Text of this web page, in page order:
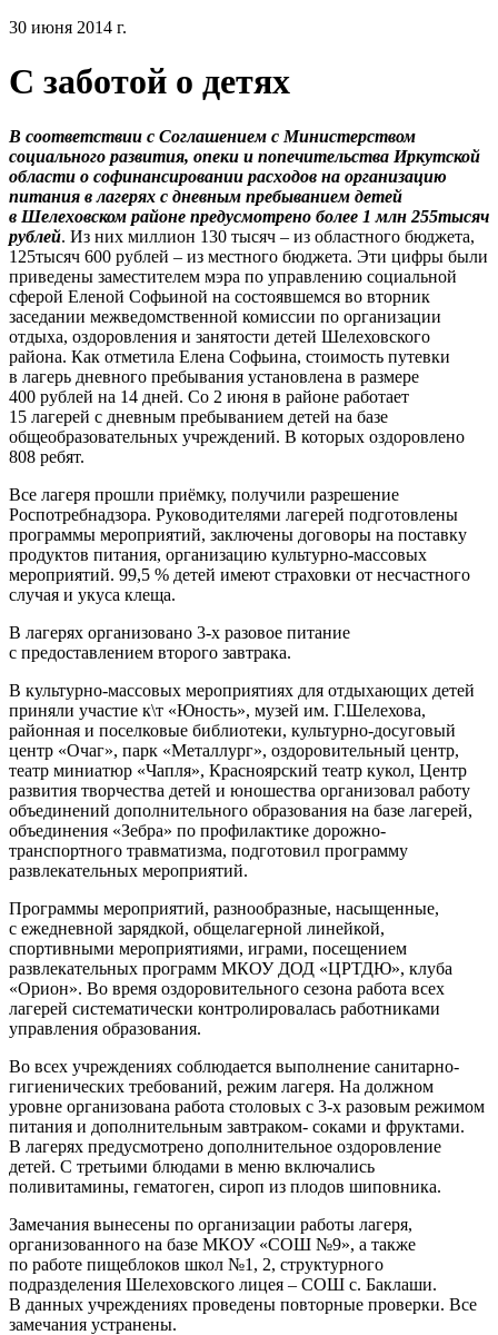
30 июня 2014 г.
С заботой о детях
В соответствии с Соглашением с Министерством
социального развития, опеки и попечительства Иркутской
области о софинансировании расходов на организацию
питания в лагерях с дневным пребыванием детей
в Шелеховском районе предусмотрено более 1 млн 255тысяч
рублей. Из них миллион 130 тысяч – из областного бюджета,
125тысяч 600 рублей – из местного бюджета. Эти цифры были
приведены заместителем мэра по управлению социальной
сферой Еленой Софьиной на состоявшемся во вторник
заседании межведомственной комиссии по организации
отдыха, оздоровления и занятости детей Шелеховского
района. Как отметила Елена Софьина, стоимость путевки
в лагерь дневного пребывания установлена в размере
400 рублей на 14 дней. Со 2 июня в районе работает
15 лагерей с дневным пребыванием детей на базе
общеобразовательных учреждений. В которых оздоровлено
808 ребят.
Все лагеря прошли приёмку, получили разрешение
Роспотребнадзора. Руководителями лагерей подготовлены
программы мероприятий, заключены договоры на поставку
продуктов питания, организацию культурно-массовых
мероприятий. 99,5 % детей имеют страховки от несчастного
случая и укуса клеща.
В лагерях организовано 3-х разовое питание
с предоставлением второго завтрака.
В культурно-массовых мероприятиях для отдыхающих детей
приняли участие к\т «Юность», музей им. Г.Шелехова,
районная и поселковые библиотеки, культурно-досуговый
центр «Очаг», парк «Металлург», оздоровительный центр,
театр миниатюр «Чапля», Красноярский театр кукол, Центр
развития творчества детей и юношества организовал работу
объединений дополнительного образования на базе лагерей,
объединения «Зебра» по профилактике дорожно-
транспортного травматизма, подготовил программу
развлекательных мероприятий.
Программы мероприятий, разнообразные, насыщенные,
с ежедневной зарядкой, общелагерной линейкой,
спортивными мероприятиями, играми, посещением
развлекательных программ МКОУ ДОД «ЦРТДЮ», клуба
«Орион». Во время оздоровительного сезона работа всех
лагерей систематически контролировалась работниками
управления образования.
Во всех учреждениях соблюдается выполнение санитарно-
гигиенических требований, режим лагеря. На должном
уровне организована работа столовых с 3-х разовым режимом
питания и дополнительным завтраком- соками и фруктами.
В лагерях предусмотрено дополнительное оздоровление
детей. С третьими блюдами в меню включались
поливитамины, гематоген, сироп из плодов шиповника.
Замечания вынесены по организации работы лагеря,
организованного на базе МКОУ «СОШ №9», а также
по работе пищеблоков школ №1, 2, структурного
подразделения Шелеховского лицея – СОШ с. Баклаши.
В данных учреждениях проведены повторные проверки. Все
замечания устранены.